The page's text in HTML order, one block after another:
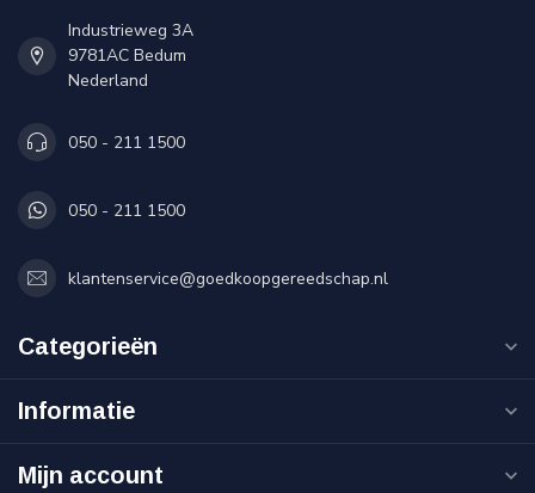
Industrieweg 3A
9781AC Bedum
Nederland
050 - 211 1500
050 - 211 1500
klantenservice@goedkoopgereedschap.nl
Categorieën
Informatie
Mijn account